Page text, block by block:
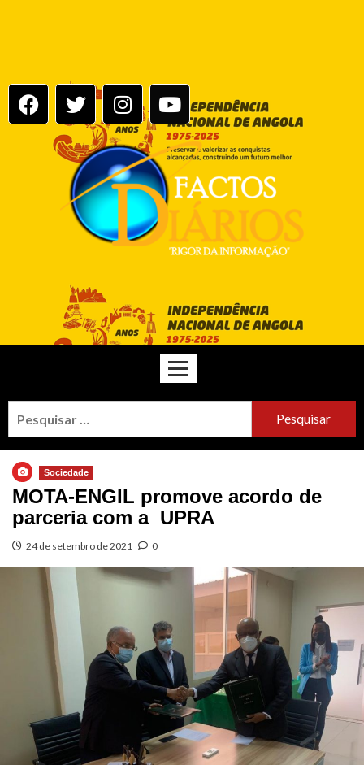
Sociedade
MOTA-ENGIL promove acordo de
parceria com a UPRA
24 de setembro de 2021 0